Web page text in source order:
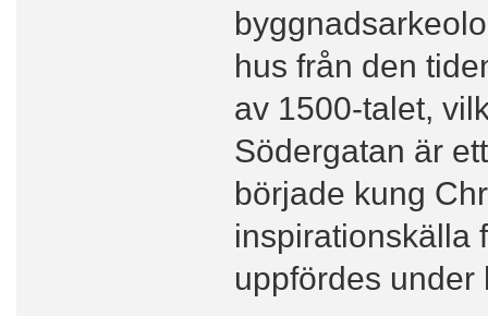
hus från den
av 1500-talet,
Södergatan är
började kung
inspirationskälla
uppfördes under